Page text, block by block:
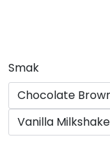
Smak
Chocolate
Vanilla Milkshake